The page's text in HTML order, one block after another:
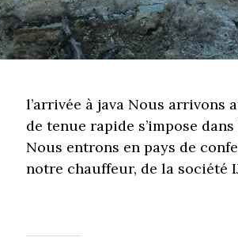
l’arrivée à java Nous arrivons
de tenue rapide s’impose
Nous entrons en pays de
notre chauffeur, de la société